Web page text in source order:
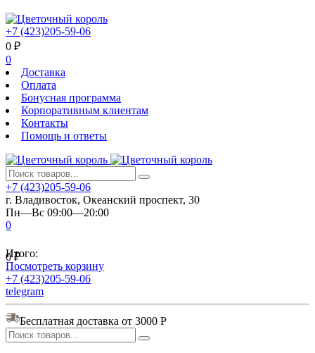
+7 (423)205-59-06
0 ₽
0
Доставка
Оплата
Бонусная программа
Корпоративным клиентам
Контакты
Помощь и ответы
+7 (423)205-59-06
г. Владивосток, Океанский проспект, 30
Пн—Вс 09:00—20:00
0
0₽
Итого:
Посмотреть корзину
+7 (423)205-59-06
telegram
Бесплатная доставка от 3000 Р